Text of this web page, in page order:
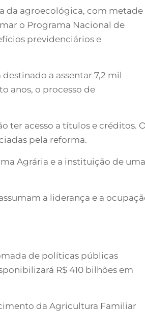
da agroecológica, com metade
o Programa Nacional de
previdenciários e
a assentar 7,2 mil
anos, o processo de
ter acesso a títulos e créditos.
pela reforma.
Agrária e a instituição de uma
a liderança e a
de políticas públicas
R$ 410 bilhões em
da Agricultura Familiar